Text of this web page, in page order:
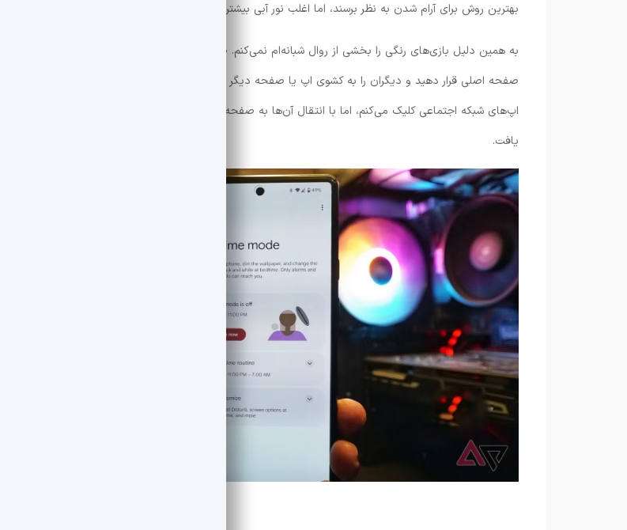
بهترین روش برای آرام شدن به نظر برسند، اما اغلب نور آبی بیشتری تولید می‌کنند و خواب را مختل می‌کنند.
به همین دلیل بازی‌های رنگی را بخشی از روال شبانه‌ام نمی‌کنم. صرف‌نظر از اپ‌هایی که انتخاب می‌کنید، آن‌ها را روی
صفحه اصلی قرار دهید و دیگران را به کشوی اپ یا صفحه دیگر منتقل کنید. من متوجه شدم که به‌طور خودکار روی
اپ‌های شبکه اجتماعی کلیک می‌کنم، اما با انتقال آن‌ها به صفحه دیگر، استفاده شبانه‌ام از آن‌ها به شدت کاهش
یافت.